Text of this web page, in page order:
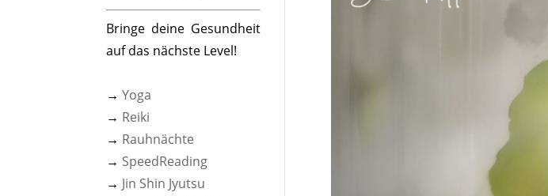
Bringe deine Gesundheit
auf das nächste Level!
→Yoga
→ Reiki
→ Rauhnächte
→ SpeedReading
→ Jin Shin Jyutsu